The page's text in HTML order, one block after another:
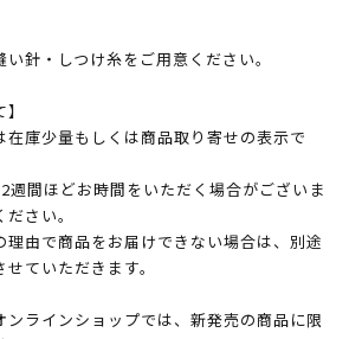
針・しつけ糸をご用意ください。
庫少量もしくは商品取り寄せの表示で
週間ほどお時間をいただく場合がございま
さい。
理由で商品をお届けできない場合は、別途
ていただきます。
ンラインショップでは、新発売の商品に限